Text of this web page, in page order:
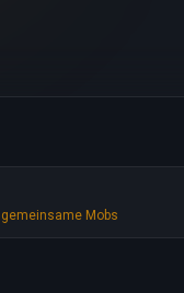
gemeinsame Mobs